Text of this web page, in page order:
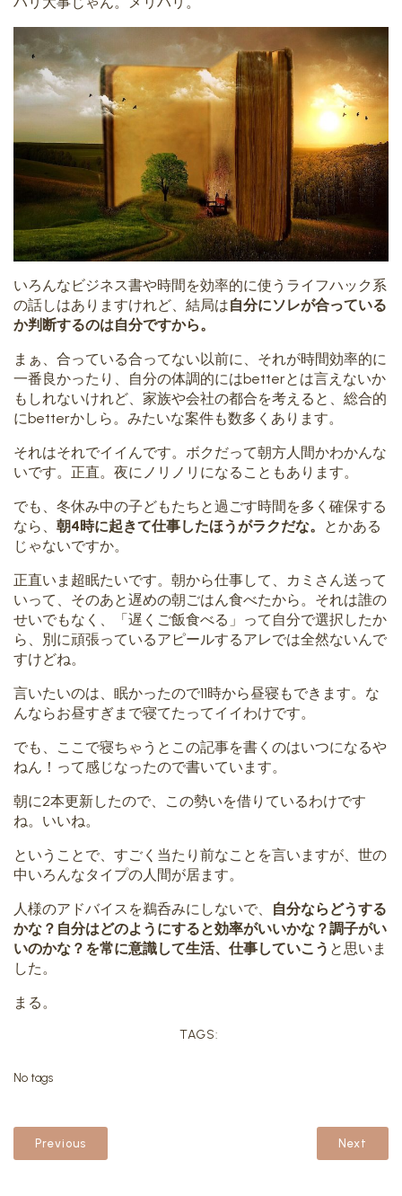
いろんなビジネス書や時間を効率的に使うライフハック系
の話しはありますけれど、結局は自分にソレが合っている
か判断するのは自分ですから。
まぁ、合っている合ってない以前に、それが時間効率的に
一番良かったり、自分の体調的にはbetterとは言えないか
もしれないけれど、家族や会社の都合を考えると、総合的
にbetterかしら。みたいな案件も数多くあります。
それはそれでイイんです。ボクだって朝方人間かわかんな
いです。正直。夜にノリノリになることもあります。
でも、冬休み中の子どもたちと過ごす時間を多く確保する
なら、 朝4時に起きて仕事したほうがラクだな。
とかある
じゃないですか。
正直いま超眠たいです。朝から仕事して、カミさん送って
いって、そのあと遅めの朝ごはん食べたから。それは誰の
せいでもなく、「遅くご飯食べる」って自分で選択したか
ら、別に頑張っているアピールするアレでは全然ないんで
すけどね。
言いたいのは、眠かったので11時から昼寝もできます。な
んならお昼すぎまで寝てたってイイわけです。
でも、ここで寝ちゃうとこの記事を書くのはいつになるや
ねん！って感じなったので書いています。
朝に2本更新したので、この勢いを借りているわけです
ね。いいね。
ということで、すごく当たり前なことを言いますが、世の
中いろんなタイプの人間が居ます。
人様のアドバイスを鵜呑みにしないで、
自分ならどうする
かな？自分はどのようにすると効率がいいかな？調子がい
いのかな？を常に意識して生活、仕事していこう と思いま
した。
まる。
TAGS:
No tags
Previous Next